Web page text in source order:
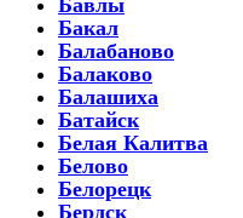
Бакал
Балабаново
Балаково
Балашиха
Батайск
Белая Калитва
Белово
Белорецк
Бердск